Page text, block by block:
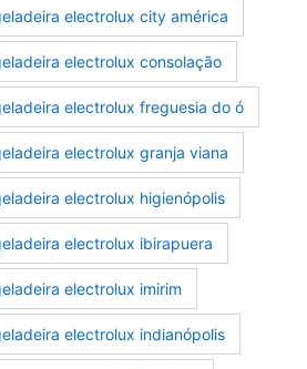
electrolux city américa
electrolux consolação
electrolux freguesia do ó
electrolux granja viana
electrolux higienópolis
electrolux ibirapuera
electrolux imirim
electrolux indianópolis